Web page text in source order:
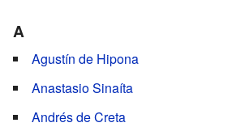
A
Agustín de Hipona
Anastasio Sinaíta
Andrés de Creta